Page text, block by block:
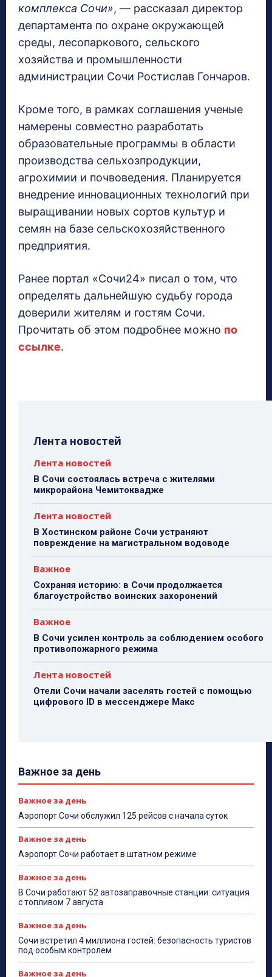
комплекса Сочи», — рассказал директор
департамента по охране окружающей
среды, лесопаркового, сельского
хозяйства и промышленности
администрации Сочи Ростислав Гончаров.
Кроме того, в рамках соглашения ученые
намерены совместно разработать
образовательные программы в области
производства сельхозпродукции,
агрохимии и почвоведения. Планируется
внедрение инновационных технологий при
выращивании новых сортов культур и
семян на базе сельскохозяйственного
предприятия.
Ранее портал «Сочи24» писал о том, что
определять дальнейшую судьбу города
доверили жителям и гостям Сочи.
Прочитать об этом подробнее можно по
ссылке.
Лента новостей
Лента новостей
В Сочи состоялась встреча с жителями
микрорайона Чемитоквадже
Лента новостей
В Хостинском районе Сочи устраняют
повреждение на магистральном водоводе
Важное
Сохраняя историю: в Сочи продолжается
благоустройство воинских захоронений
Важное
В Сочи усилен контроль за соблюдением особого
противопожарного режима
Лента новостей
Отели Сочи начали заселять гостей с помощью
цифрового ID в мессенджере Макс
Важное за день
Важное за день
Аэропорт Сочи обслужил 125 рейсов с начала суток
Важное за день
Аэропорт Сочи работает в штатном режиме
Важное за день
В Сочи работают 52 автозаправочные станции: ситуация
с топливом 7 августа
Важное за день
Сочи встретил 4 миллиона гостей: безопасность туристов
под особым контролем
Важное за день